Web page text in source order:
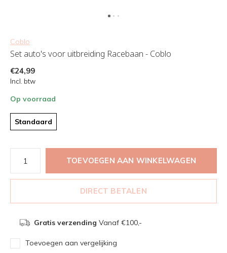
Coblo
Set auto's voor uitbreiding Racebaan - Coblo
€24,99
Incl. btw
Op voorraad
Standaard
TOEVOEGEN AAN WINKELWAGEN
DIRECT BETALEN
Gratis verzending Vanaf €100,-
Toevoegen aan vergelijking